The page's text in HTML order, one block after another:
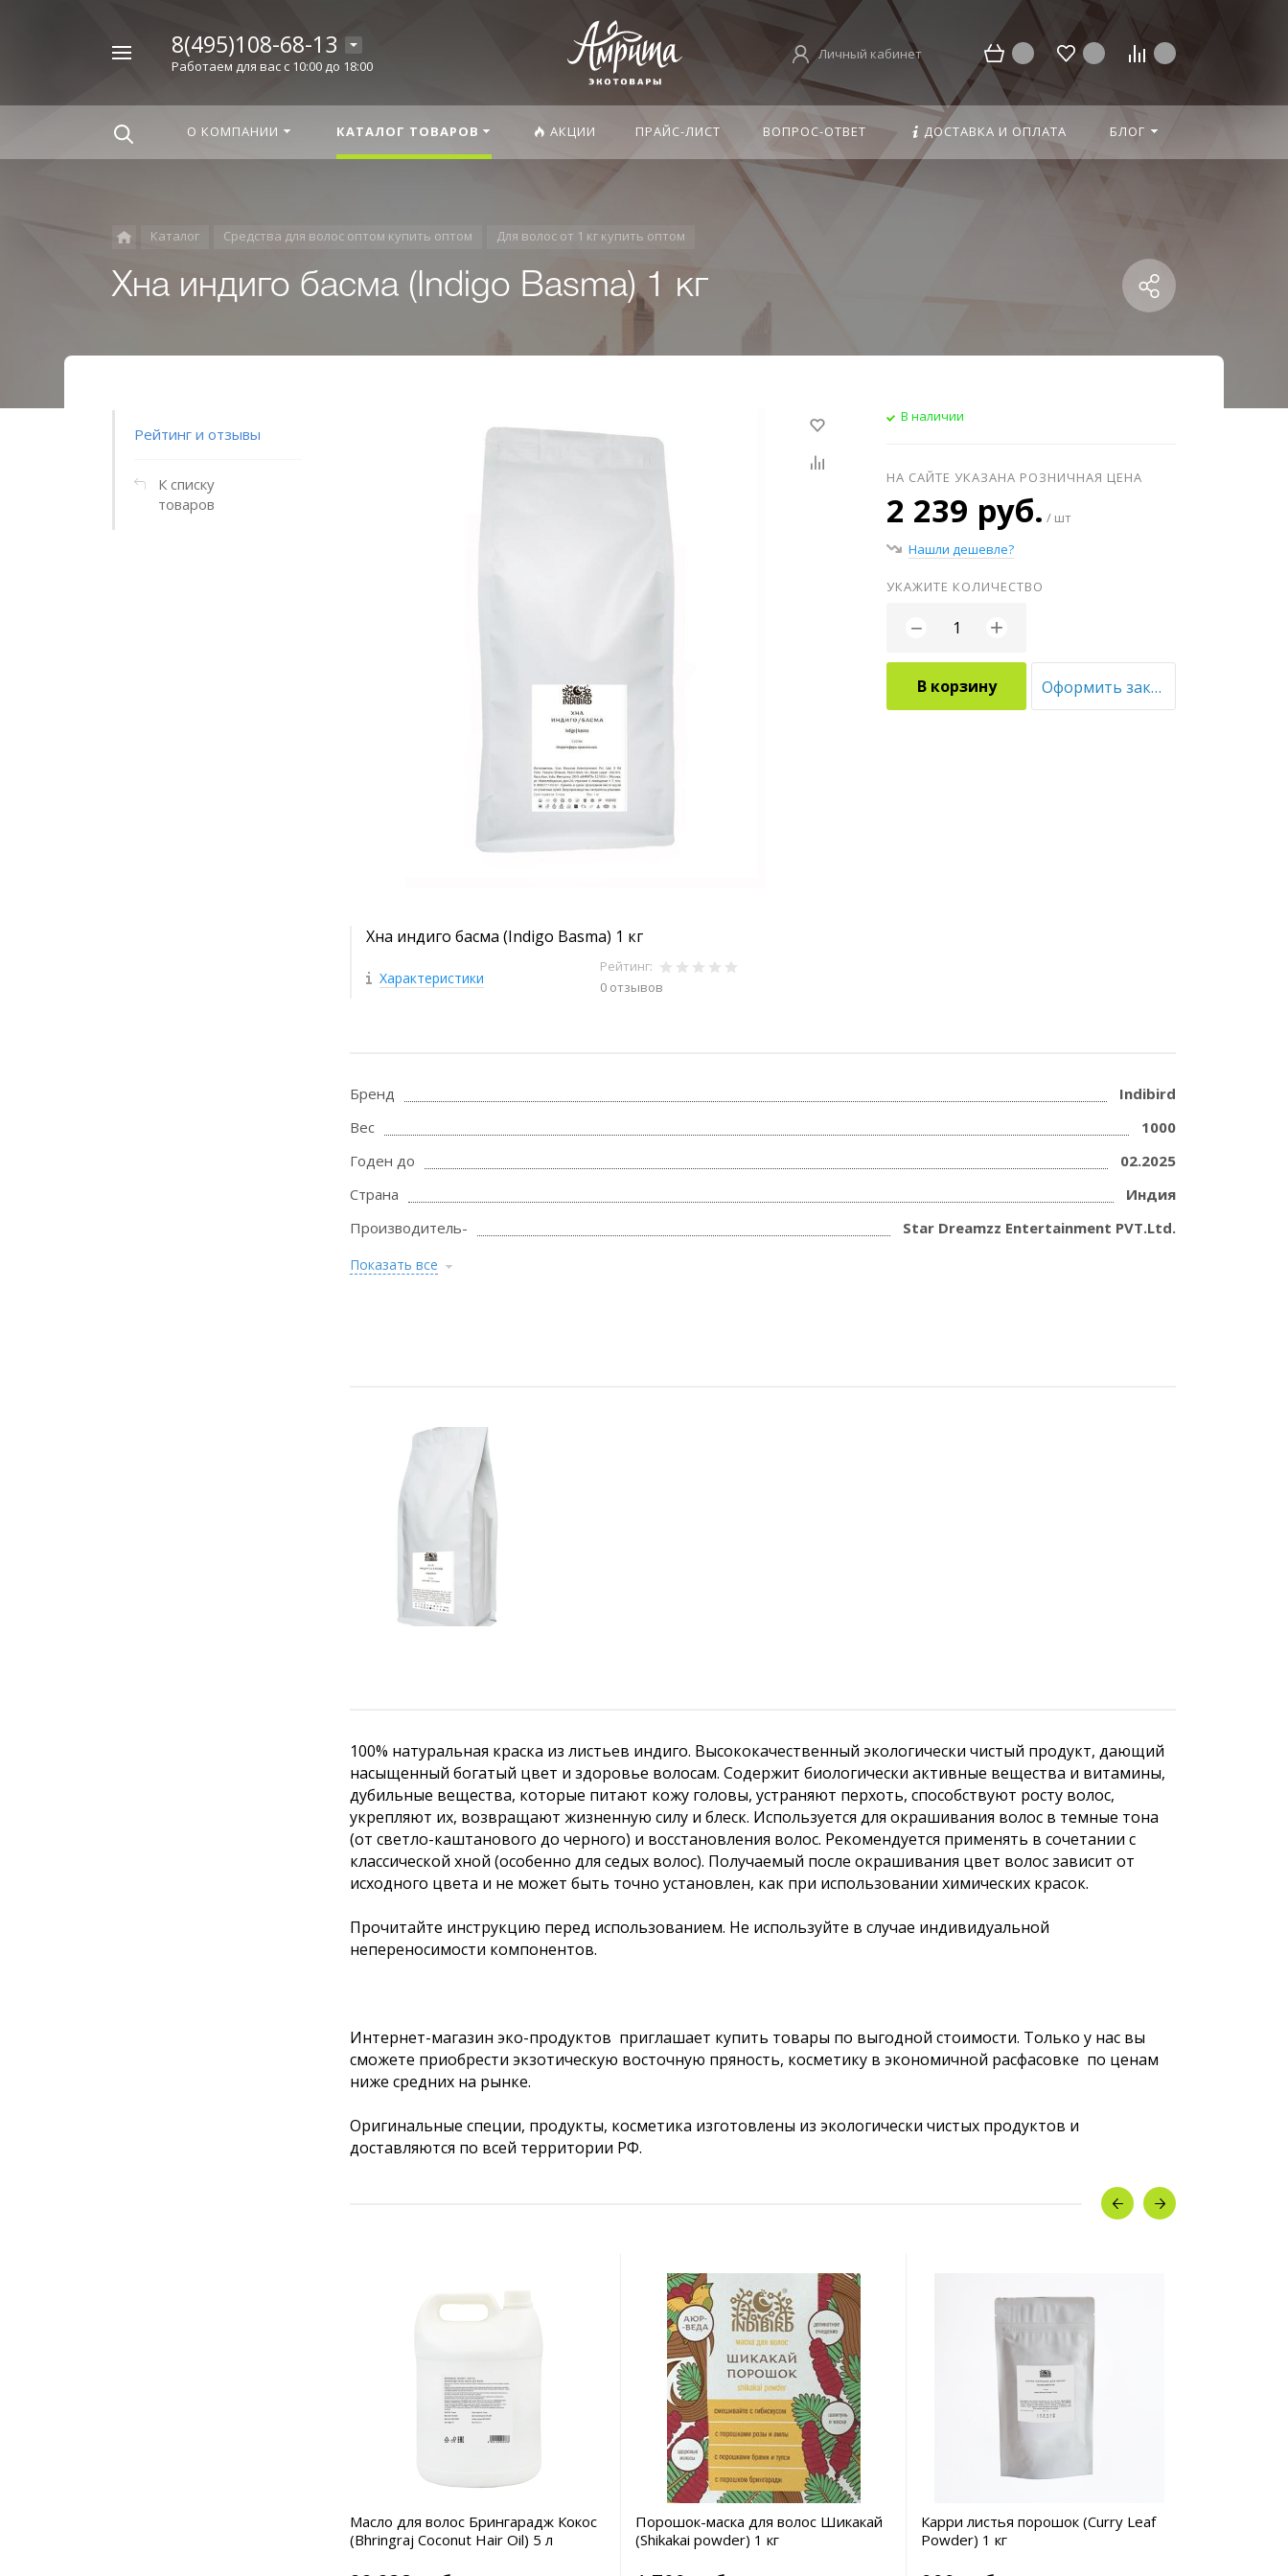
8(495)108-68-13
Работаем для вас с 10:00 до 18:00
Личный кабинет
О КОМПАНИИ КАТАЛОГ ТОВАРОВ АКЦИИ ПРАЙС-ЛИСТ ВОПРОС-ОТВЕТ ДОСТАВКА И ОПЛАТА БЛОГ
Каталог Средства для волос оптом купить оптом Для волос от 1 кг купить оптом
Хна индиго басма (Indigo Basma) 1 кг
Рейтинг и отзывы
К списку
товаров
Хна индиго басма (Indigo Basma) 1 кг
Характеристики
Рейтинг:
0 отзывов
В наличии
НА САЙТЕ УКАЗАНА РОЗНИЧНАЯ ЦЕНА
2 239 руб. / шт
Нашли дешевле?
УКАЖИТЕ КОЛИЧЕСТВО
− +
В корзину Оформить заказ оптом
Бренд
Indibird
Вес
1000
Годен до
02.2025
Страна
Индия
Производитель-
Star Dreamzz Entertainment PVT.Ltd.
Показать все
100% натуральная краска из листьев индиго. Высококачественный экологически чистый продукт, дающий
насыщенный богатый цвет и здоровье волосам. Содержит биологически активные вещества и витамины,
дубильные вещества, которые питают кожу головы, устраняют перхоть, способствуют росту волос,
укрепляют их, возвращают жизненную силу и блеск. Используется для окрашивания волос в темные тона
(от светло-каштанового до черного) и восстановления волос. Рекомендуется применять в сочетании с
классической хной (особенно для седых волос). Получаемый после окрашивания цвет волос зависит от
исходного цвета и не может быть точно установлен, как при использовании химических красок.
Прочитайте инструкцию перед использованием. Не используйте в случае индивидуальной
непереносимости компонентов.
Интернет-магазин эко-продуктов приглашает купить товары по выгодной стоимости. Только у нас вы
сможете приобрести экзотическую восточную пряность, косметику в экономичной расфасовке по ценам
ниже средних на рынке.
Оригинальные специи, продукты, косметика изготовлены из экологически чистых продуктов и
доставляются по всей территории РФ.
Масло для волос Брингарадж Кокос
(Bhringraj Coconut Hair Oil) 5 л
Порошок-маска для волос Шикакай
(Shikakai powder) 1 кг
Карри листья порошок (Curry Leaf
Powder) 1 кг